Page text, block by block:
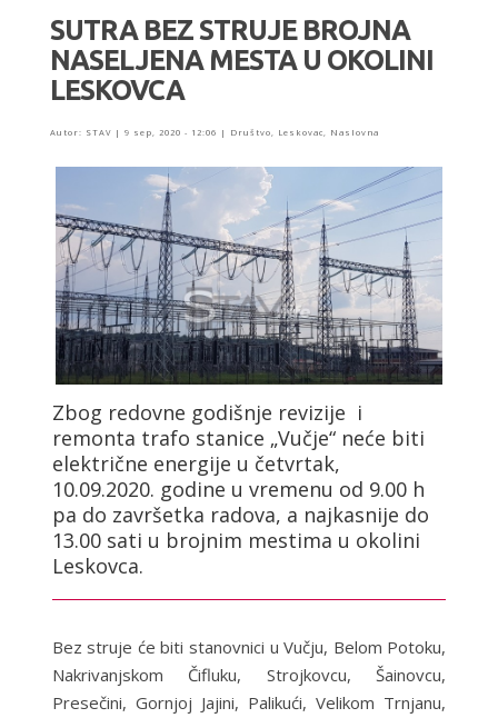
SUTRA BEZ STRUJE BROJNA
NASELJENA MESTA U OKOLINI
LESKOVCA
Autor: STAV| 9 sep, 2020 - 12:06 | Društvo Leskovac Naslovna
Zbog redovne godišnje revizije i
remonta trafo stanice „Vučje“ neće biti
električne energije u četvrtak,
10.09.2020. godine u vremenu od 9.00 h
pa do završetka radova, a najkasnije do
13.00 sati u brojnim mestima u okolini
Leskovca.
Bez struje će biti stanovnici u Vučju, Belom Potoku,
Nakrivanjskom Čifluku, Strojkovcu, Šainovcu,
Presečini, Gornjoj Jajini, Palikući, Velikom Trnjanu,